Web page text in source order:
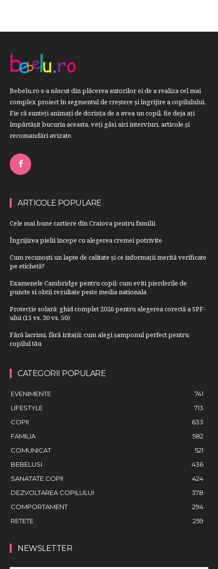
Bebelu.ro s-a născut din plăcerea autorilor ei de a realiza cel mai
complex proiect în segmentul de creştere şi îngrijire a copilulului.
Fie că sunteţi animaţi de dorinţa de a avea un copil, fie deja aţi
împărtăşit bucuria aceasta, veți găsi aici interviuri, articole şi
recomandări avizate.
ARTICOLE POPULARE
Cele mai bune cartiere din Craiova pentru familii
Îngrijirea pielii începe cu alegerea cremei potrivite
Cum recunoști un lapte de calitate și ce informații merită verificate
pe etichetă?
Examenele Cambridge pentru copii: cum eviti pierderile de
puncte si obtii rezultate peste media nationala
Protecție solară: ghid complet 2026 pentru alegerea corectă a SPF-
ului (15 vs. 30 vs. 50)
Fără lacrimi, fără iritații: cum alegi șamponul perfect pentru
copilul tău
CATEGORII POPULARE
EVENIMENTE
741
LIFESTYLE
713
COPII
633
FAMILIA
582
COMUNICAT
521
BEBELUSI
436
SANATATE COPII
424
DEZVOLTAREA COPILULUI
378
COMPORTAMENT
294
RETETE
259
NEWSLETTER